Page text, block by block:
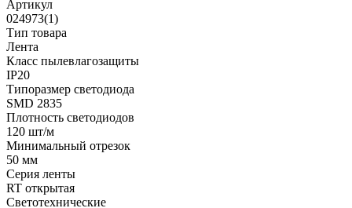
Артикул
024973(1)
Тип товара
Лента
Класс пылевлагозащиты
IP20
Типоразмер светодиода
SMD 2835
Плотность светодиодов
120 шт/м
Минимальный отрезок
50 мм
Серия ленты
RT открытая
Светотехнические